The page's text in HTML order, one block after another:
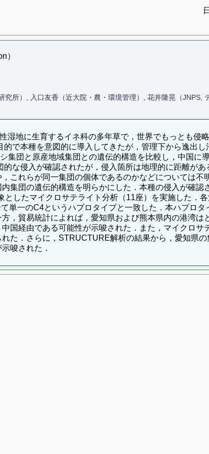
）
所）, 入口友香（近大院・農・環境管理）, 花井隆晃（JNPS,
湿地に生育するイネ科の多年草で，世界でもっとも侵
で本種を意図的に導入してきたが，管理下から逸出
集団と原産地域集団との遺伝的構造を比較し，中国に
な侵入が確認されたが，侵入箇所は地理的に距離が
これらが同一集団の個体であるのかなどについては
集団の遺伝的構造を明らかにした．本種の侵入が確
したマイクロサテライト分析（11座）を実施した．
単一のC4というハプロタイプと一致した．本ハプロ
，貿易統計によれば，愛知県および熊本県内の港湾
国経由である可能性が示唆された．また，マイクロサ
た．さらに，STRUCTURE解析の結果から，愛知県
唆された．